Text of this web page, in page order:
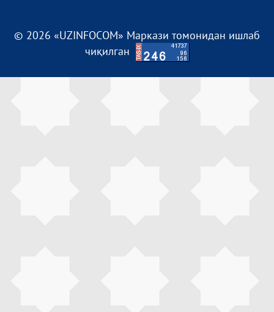
© 2026 «UZINFOCOM» Маркази томонидан ишлаб
чиқилган